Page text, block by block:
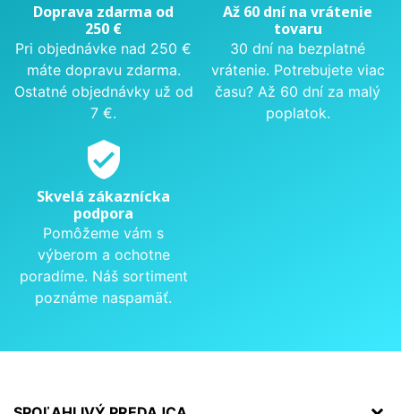
Doprava zdarma od
250 €
Pri objednávke nad 250 €
máte dopravu zdarma.
Ostatné objednávky už od
7 €.
Až 60 dní na vrátenie
tovaru
30 dní na bezplatné
vrátenie. Potrebujete viac
času? Až 60 dní za malý
poplatok.
verified_user
Skvelá zákaznícka
podpora
Pomôžeme vám s
výberom a ochotne
poradíme. Náš sortiment
poznáme naspamäť.